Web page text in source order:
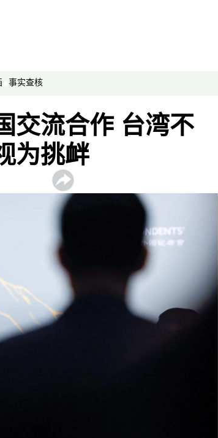
事实查核
解读新疆
财经时时听
评论
显示 播客 个子部分
《亚太报道》音频
事实查核
视频
显示 视频 个子部分
亚洲很想聊
交流合作 台湾不
为挑衅